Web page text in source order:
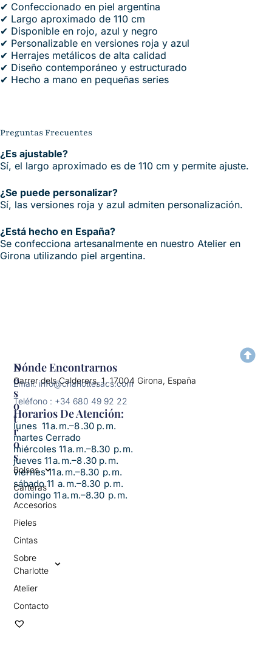
✔ Confeccionado en piel argentina
✔ Largo aproximado de 110 cm
✔ Disponible en rojo, azul y negro
✔ Personalizable en versiones roja y azul
✔ Herrajes metálicos de alta calidad
✔ Diseño contemporáneo y estructurado
✔ Hecho a mano en pequeñas series
Preguntas Frecuentes
¿Es ajustable?
Sí, el largo aproximado es de 110 cm y permite ajuste.
¿Se puede personalizar?
Sí, las versiones roja y azul admiten personalización.
¿Está hecho en España?
Se confecciona artesanalmente en nuestro Atelier en
Girona utilizando piel argentina.
N
O
S
O
T
R
O
S
Bolsos
Carteras
Accesorios
Pieles
Cintas
Sobre
Charlotte
Atelier
Contacto
Dónde Encontrarnos
Carrer dels Calderers, 1, 17004 Girona, España
Email: info@charlottesacs.com
Teléfono : +34 680 49 92 22
Horarios De Atención:​
lunes 11 a. m.–8 .30 p. m.
martes Cerrado
miércoles 11 a. m.–8.30 p. m.
jueves 11 a. m.–8 .30 p. m.
viernes 11 a. m.–8.30 p. m.
sábado 11 a. m.–8.30 p. m.
domingo 11 a. m.–8.30 p. m.